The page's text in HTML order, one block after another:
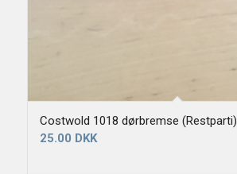
Costwold 1018 dørbremse (Restparti)
25.00 DKK